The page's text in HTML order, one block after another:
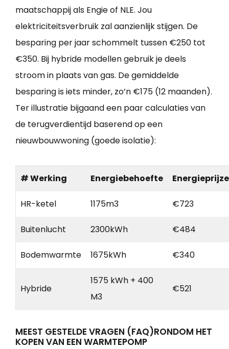
maatschappij als Engie of NLE. Jou
elektriciteitsverbruik zal aanzienlijk stijgen. De
besparing per jaar schommelt tussen €250 tot
€350. Bij hybride modellen gebruik je deels
stroom in plaats van gas. De gemiddelde
besparing is iets minder, zo’n €175 (12 maanden).
Ter illustratie bijgaand een paar calculaties van
de terugverdientijd baserend op een
nieuwbouwwoning (goede isolatie):
# Werking Energiebehoefte
HR-ketel 1175m3 €723
Buitenlucht 2300kWh €484
Bodemwarmte 1675kWh €340
Hybride
1575 kWh + 400
M3
€521
MEEST GESTELDE VRAGEN (FAQ)RONDOM HET
KOPEN VAN EEN WARMTEPOMP